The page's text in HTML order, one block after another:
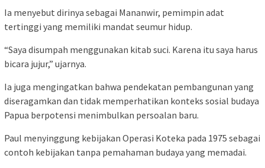
Ia menyebut dirinya sebagai Mananwir, pemimpin adat
tertinggi yang memiliki mandat seumur hidup.
“Saya disumpah menggunakan kitab suci. Karena itu saya harus
bicara jujur,” ujarnya.
Ia juga mengingatkan bahwa pendekatan pembangunan yang
diseragamkan dan tidak memperhatikan konteks sosial budaya
Papua berpotensi menimbulkan persoalan baru.
Paul menyinggung kebijakan Operasi Koteka pada 1975 sebagai
contoh kebijakan tanpa pemahaman budaya yang memadai.